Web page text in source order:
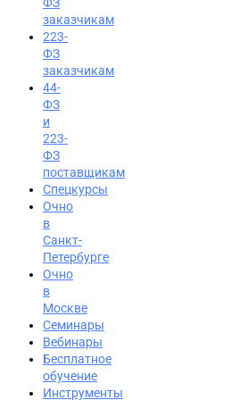
Вход на портал
8 (800) 200-24-26
заказчикам
223-
ФЗ
заказчикам
44-
ФЗ
и
223-
ФЗ
поставщикам
Спецкурсы
Очно
в
Санкт-
Петербурге
Очно
в
Москве
Семинары
Вебинары
Бесплатное
обучение
Инструменты